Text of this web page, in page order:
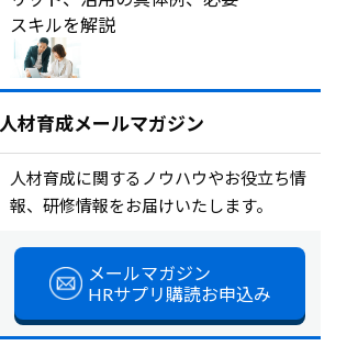
スキルを解説
人材育成メールマガジン
人材育成に関するノウハウやお役立ち情
報、研修情報をお届けいたします。
メールマガジン
HRサプリ購読お申込み